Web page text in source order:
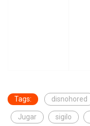
Tags: disnohored
Jugar sigilo